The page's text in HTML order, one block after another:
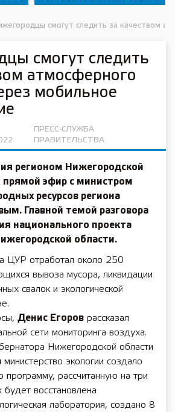
смогут следить за качеством
смогут следить
атмосферного
мобильное
ПРЕСС-СЛУЖБА
ПРАВИТЕЛЬСТВА
регионом Нижегородской
прямой эфир с министром
ресурсов региона
. Главной темой разговора
национального проекта
области.
ЦУР отработал около 250
вывоза мусора, ликвидации
свалок и экологической
Денис Егоров рассказал
сети мониторинга воздуха.
Нижегородской области
министерство экологии создало
рассчитанную на три
восстановлена
лаборатория, создано 8